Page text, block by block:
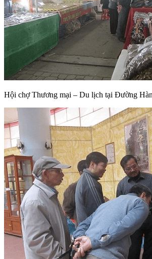
Hội chợ Thương mại – Du lịch tại Đường